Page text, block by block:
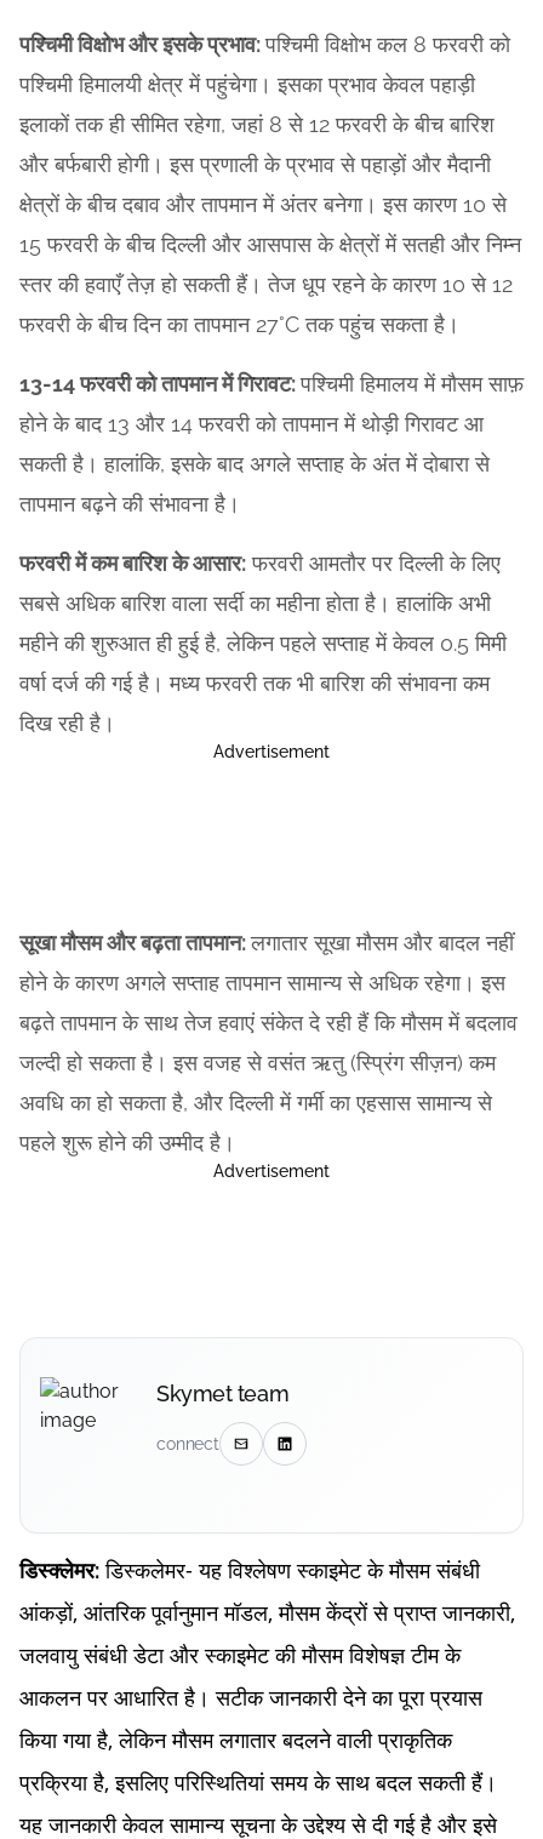
पश्चिमी विक्षोभ और इसके प्रभाव:पश्चिमी विक्षोभ कल 8 फरवरी को
पश्चिमी हिमालयी क्षेत्र में पहुंचेगा। इसका प्रभाव केवल पहाड़ी
इलाकों तक ही सीमित रहेगा, जहां 8 से 12 फरवरी के बीच बारिश
और बर्फबारी होगी। इस प्रणाली के प्रभाव से पहाड़ों और मैदानी
क्षेत्रों के बीच दबाव और तापमान में अंतर बनेगा। इस कारण 10 से
15 फरवरी के बीच दिल्ली और आसपास के क्षेत्रों में सतही और निम्न
स्तर की हवाएँ तेज़ हो सकती हैं। तेज धूप रहने के कारण 10 से 12
फरवरी के बीच दिन का तापमान 27°C तक पहुंच सकता है।
13-14 फरवरी को तापमान में गिरावट:पश्चिमी हिमालय में मौसम साफ़
होने के बाद 13 और 14 फरवरी को तापमान में थोड़ी गिरावट आ
सकती है। हालांकि, इसके बाद अगले सप्ताह के अंत में दोबारा से
तापमान बढ़ने की संभावना है।
फरवरी में कम बारिश के आसार:फरवरी आमतौर पर दिल्ली के लिए
सबसे अधिक बारिश वाला सर्दी का महीना होता है। हालांकि अभी
महीने की शुरुआत ही हुई है, लेकिन पहले सप्ताह में केवल 0.5 मिमी
वर्षा दर्ज की गई है। मध्य फरवरी तक भी बारिश की संभावना कम
दिख रही है।
Advertisement
सूखा मौसम और बढ़ता तापमान:लगातार सूखा मौसम और बादल नहीं
होने के कारण अगले सप्ताह तापमान सामान्य से अधिक रहेगा। इस
बढ़ते तापमान के साथ तेज हवाएं संकेत दे रही हैं कि मौसम में बदलाव
जल्दी हो सकता है। इस वजह से वसंत ऋतु (स्प्रिंग सीज़न) कम
अवधि का हो सकता है, और दिल्ली में गर्मी का एहसास सामान्य से
पहले शुरू होने की उम्मीद है।
Advertisement
Skymet team
connect
डिस्क्लेमर:डिस्कलेमर- यह विश्लेषण स्काइमेट के मौसम संबंधी
आंकड़ों, आंतरिक पूर्वानुमान मॉडल, मौसम केंद्रों से प्राप्त जानकारी,
जलवायु संबंधी डेटा और स्काइमेट की मौसम विशेषज्ञ टीम के
आकलन पर आधारित है। सटीक जानकारी देने का पूरा प्रयास
किया गया है, लेकिन मौसम लगातार बदलने वाली प्राकृतिक
प्रक्रिया है, इसलिए परिस्थितियां समय के साथ बदल सकती हैं।
यह जानकारी केवल सामान्य सूचना के उद्देश्य से दी गई है और इसे